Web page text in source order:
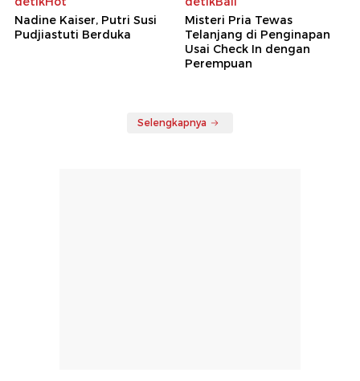
Nadine Kaiser, Putri Susi
Pudjiastuti Berduka
Misteri Pria Tewas
Telanjang di Penginapan
Usai Check In dengan
Perempuan
Selengkapnya